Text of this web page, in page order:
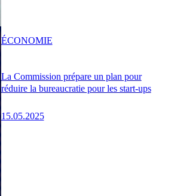
La Commission prépare un plan pour
réduire la bureaucratie pour les start-ups
15.05.2025
ÉCONOMIE